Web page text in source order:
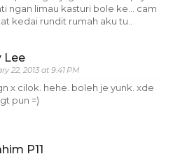
ngan limau kasturi bole ke... cam
kedai rundit rumah aku tu..
Lee
22, 2013 at 9:41 PM
x cilok. hehe. boleh je yunk. xde
pun =)
P11